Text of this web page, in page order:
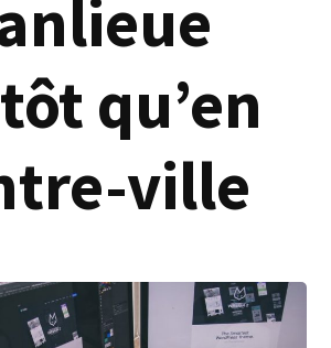
qu’en
ville